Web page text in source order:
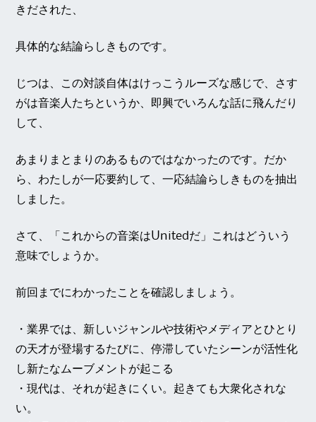
きだされた、
具体的な結論らしきものです。
じつは、この対談自体はけっこうルーズな感じで、さす
がは音楽人たちというか、即興でいろんな話に飛んだり
して、
あまりまとまりのあるものではなかったのです。だか
ら、わたしが一応要約して、一応結論らしきものを抽出
しました。
さて、「これからの音楽はUnitedだ」これはどういう
意味でしょうか。
前回までにわかったことを確認しましょう。
・業界では、新しいジャンルや技術やメディアとひとり
の天才が登場するたびに、停滞していたシーンが活性化
し新たなムーブメントが起こる
・現代は、それが起きにくい。起きても大衆化されな
い。